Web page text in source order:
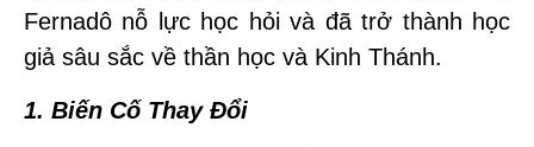
Fernadô nỗ lực học hỏi và đã trở thành học
giả sâu sắc về thần học và Kinh Thánh.
1. Biến Cố Thay Đổi